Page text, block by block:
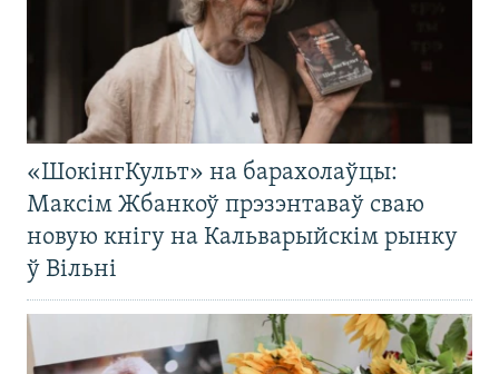
«ШокінгКульт» на барахолаўцы:
Максім Жбанкоў прэзэнтаваў сваю
новую кнігу на Кальварыйскім рынку
ў Вільні